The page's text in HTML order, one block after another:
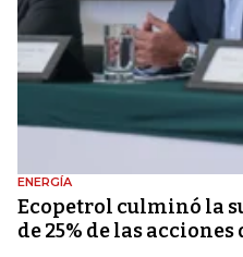
ENERGÍA
Ecopetrol culminó la
de 25% de las